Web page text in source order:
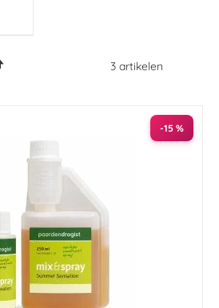
3 artikelen
-15 %